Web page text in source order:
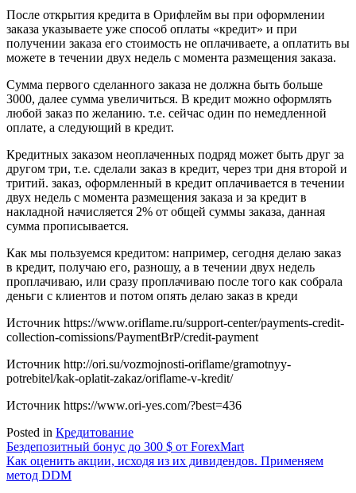
После открытия кредита в Орифлейм вы при оформлении
заказа указываете уже способ оплаты «кредит» и при
получении заказа его стоимость не оплачиваете, а оплатить вы
можете в течении двух недель с момента размещения заказа.
Сумма первого сделанного заказа не должна быть больше
3000, далее сумма увеличиться. В кредит можно оформлять
любой заказ по желанию. т.е. сейчас один по немедленной
оплате, а следующий в кредит.
Кредитных заказом неоплаченных подряд может быть друг за
другом три, т.е. сделали заказ в кредит, через три дня второй и
тритий. заказ, оформленный в кредит оплачивается в течении
двух недель с момента размещения заказа и за кредит в
накладной начисляется 2% от общей суммы заказа, данная
сумма прописывается.
Как мы пользуемся кредитом: например, сегодня делаю заказ
в кредит, получаю его, разношу, а в течении двух недель
проплачиваю, или сразу проплачиваю после того как собрала
деньги с клиентов и потом опять делаю заказ в креди
Источник https://www.oriflame.ru/support-center/payments-credit-
collection-comissions/PaymentBrP/credit-payment
Источник http://ori.su/vozmojnosti-oriflame/gramotnyy-
potrebitel/kak-oplatit-zakaz/oriflame-v-kredit/
Источник https://www.ori-yes.com/?best=436
Posted in Кредитование
Навигация
по
Бездепозитный бонус до 300 $ от ForexMart
Как оценить акции, исходя из их дивидендов. Применяем
метод DDM